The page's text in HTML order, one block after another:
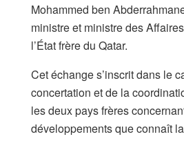
Mohammed ben
ministre et ministre des
l’État frère du Qatar.
Cet échange s’inscrit dans le
concertation et de la
les deux pays frères
développements que connaît